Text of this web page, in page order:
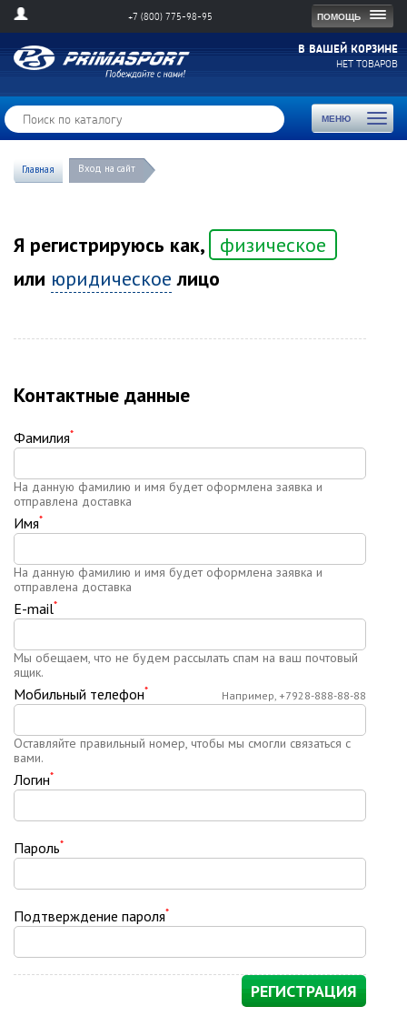
ПОМОЩЬ
+7 (800) 775-98-95
В ВАШЕЙ КОРЗИНЕ
НЕТ ТОВАРОВ
МЕНЮ
Toggle
Главная Вход на сайт
Я регистрируюсь как,
физическое
или юридическое лицо
Контактные данные
Фамилия*
На данную фамилию и имя будет оформлена заявка и
отправлена доставка
Имя*
На данную фамилию и имя будет оформлена заявка и
отправлена доставка
E-mail*
Мы обещаем, что не будем рассылать спам на ваш почтовый
ящик.
Мобильный телефон*
Оставляйте правильный номер, чтобы мы смогли связаться с
вами.
Например, +7928-888-88-88
Логин*
Пароль*
Подтверждение пароля*